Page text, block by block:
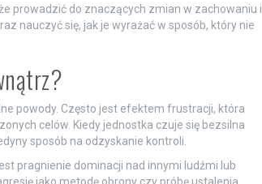
prowadzić do znaczących zmian w zachowaniu i
nauczyć się, jak je wyrażać w sposób, który nie
powody. Często jest efektem frustracji, która
celów. Kiedy jednostka czuje się bezsilna
sposób na odzyskanie kontroli.
pragnienie dominacji nad innymi ludźmi lub
jako metodę obrony czy próbę ustalenia